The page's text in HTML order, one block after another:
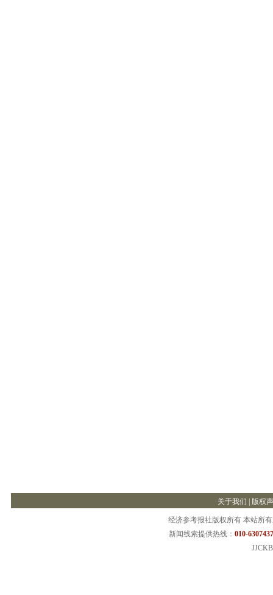
关于我们 版权
经济参考报社版权所有 本站所
新闻线索提供热线： 010-